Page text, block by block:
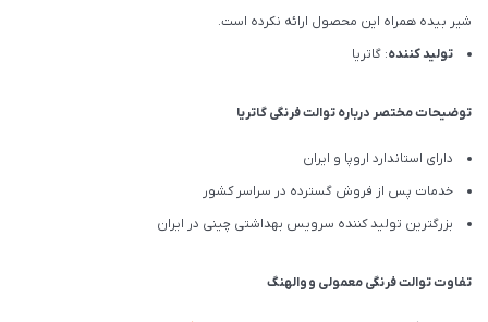
شیر بیده همراه این محصول ارائه نکرده است.
تولید کننده: گاتریا
توضیحات مختصر درباره توالت فرنگی گاتریا
دارای استاندارد اروپا و ایران
خدمات پس از فروش گسترده در سراسر کشور
بزرگترین تولید کننده سرویس بهداشتی چینی در ایران
تفاوت توالت فرنگیمعمولی ووالهنگ